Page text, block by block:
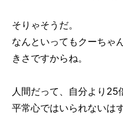
そりゃそうだ。
なんといってもクーちゃ
きさですからね。
人間だって、自分より
平常心ではいられないは